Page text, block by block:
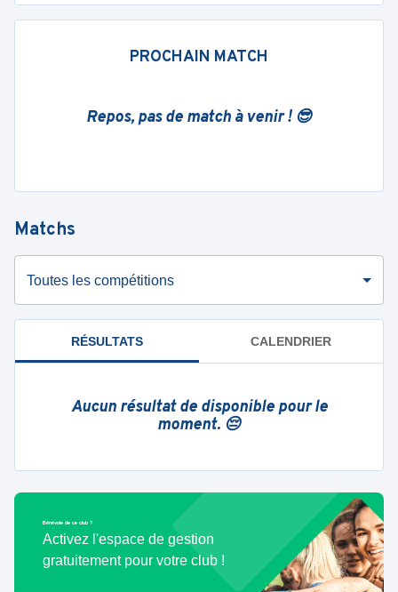
PROCHAIN MATCH
Repos, pas de match à venir ! 😎
Matchs
Toutes les compétitions
RÉSULTATS CALENDRIER
Aucun résultat de disponible pour le
moment. 😔
Bénévole de ce club ?
Activez l'espace de gestion
gratuitement pour votre club !